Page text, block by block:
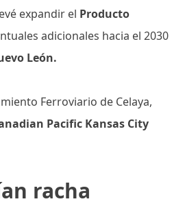
expandir el Producto
adicionales hacia el 2030
León.
Ferroviario de Celaya,
Pacific Kansas City
racha